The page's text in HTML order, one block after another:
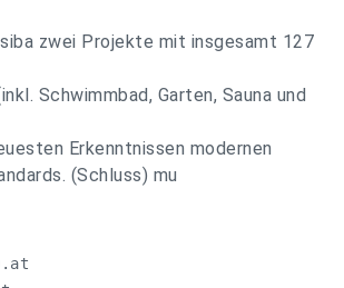
zwei Projekte mit insgesamt 127
Schwimmbad, Garten, Sauna und
Erkenntnissen modernen
(Schluss) mu